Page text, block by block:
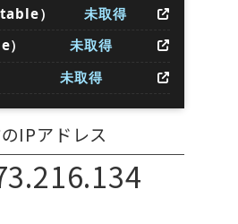
）
未取得
未取得
未取得
IPアドレス